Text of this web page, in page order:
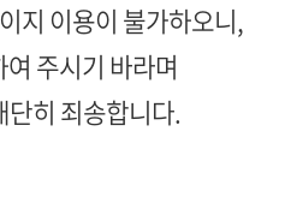
지 이용이 불가하오니,
주시기 바라며
단히 죄송합니다.